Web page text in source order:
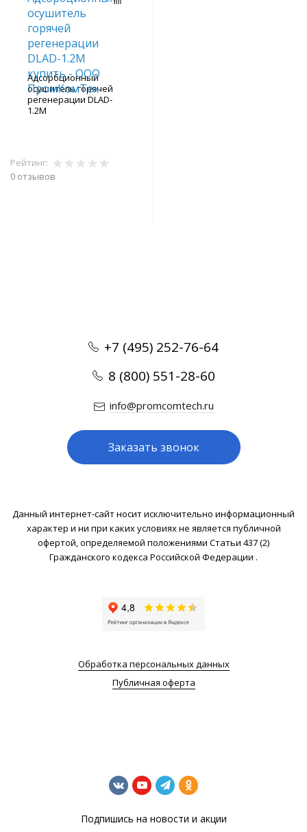
Адсорбционный
осушитель горячей
регенерации DLAD-
1.2M
Рейтинг:
0 отзывов
+7 (495) 252-76-64
8 (800) 551-28-60
info@promcomtech.ru
Заказать звонок
Данный интернет-сайт носит исключительно информационный
характер и ни при каких условиях не является публичной
офертой, определяемой положениями Статьи 437 (2)
Гражданского кодекса Российской Федерации .
Обработка персональных данных
Публичная оферта
Подпишись на новости и акции